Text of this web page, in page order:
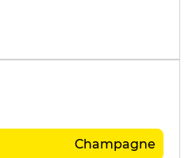
Champagne